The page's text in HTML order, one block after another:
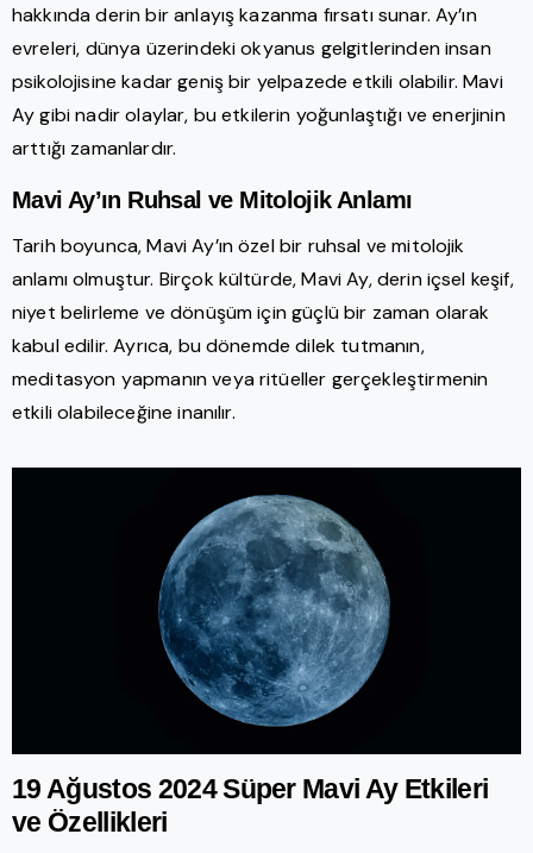
hakkında derin bir anlayış kazanma fırsatı sunar. Ay’ın
evreleri, dünya üzerindeki okyanus gelgitlerinden insan
psikolojisine kadar geniş bir yelpazede etkili olabilir. Mavi
Ay gibi nadir olaylar, bu etkilerin yoğunlaştığı ve enerjinin
arttığı zamanlardır.
Mavi Ay’ın Ruhsal ve Mitolojik Anlamı
Tarih boyunca, Mavi Ay’ın özel bir ruhsal ve mitolojik
anlamı olmuştur. Birçok kültürde, Mavi Ay, derin içsel keşif,
niyet belirleme ve dönüşüm için güçlü bir zaman olarak
kabul edilir. Ayrıca, bu dönemde dilek tutmanın,
meditasyon yapmanın veya ritüeller gerçekleştirmenin
etkili olabileceğine inanılır.
19 Ağustos 2024 Süper Mavi Ay Etkileri
ve Özellikleri